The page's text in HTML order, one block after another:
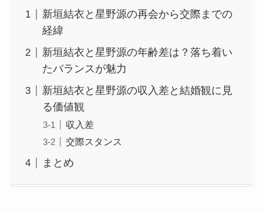
新垣結衣と星野源の再会から交際までの
経緯
新垣結衣と星野源の年齢差は？落ち着い
たバランスが魅力
新垣結衣と星野源の収入差と結婚観に見
る価値観
収入差
交際スタンス
まとめ